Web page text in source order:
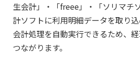
生会計」・「freee」・「ソリマチ
計ソフトに利用明細データを取り込
会計処理を自動実行できるため、
つながります。